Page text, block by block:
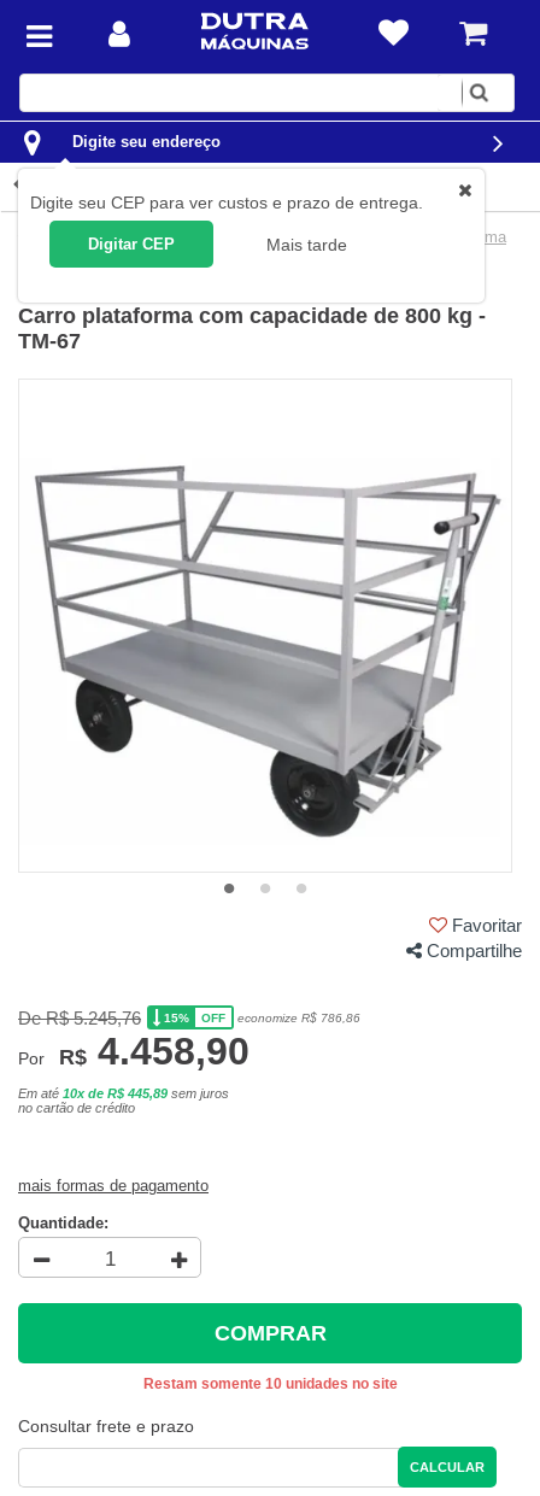
Digite
Digite seu endereço
Digite seu CEP para ver custos e prazo de entrega.
Digitar CEP Mais tarde
Movimentação de Carga Carros para Carga Carros Plataforma
Carro plataforma com capacidade de 800 kg -
TM-67
Favoritar
Compartilhe
De R$ 5.245,76 15% OFF economize R$ 786,86
Por R$ 4.458,90
Em até 10x de R$ 445,89 sem juros
no cartão de crédito
mais formas de pagamento
Quantidade:
COMPRAR
Restam somente 10 unidades no site
Consultar frete e prazo
CALCULAR